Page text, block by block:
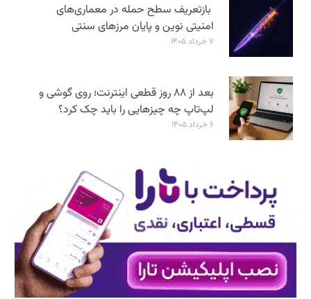
بازتعریف سطح حمله در معماری‌های
امنیتی نوین و پایان مرزهای سنتی
۷ خرداد ۱۴۰۵
بعد از ۸۸ روز قطعی اینترنت؛ روی گوشی و
لپ‌تاپ چه چیزهایی را باید چک کرد؟
۶ خرداد ۱۴۰۵